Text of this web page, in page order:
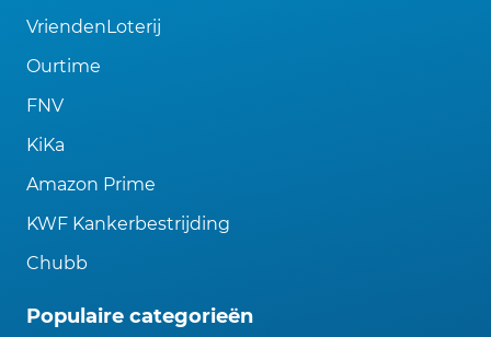
VriendenLoterij
Ourtime
FNV
KiKa
Amazon Prime
KWF Kankerbestrijding
Chubb
Populaire categorieën